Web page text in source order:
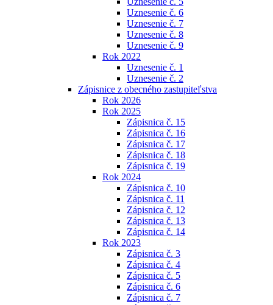
Uznesenie č. 6
Uznesenie č. 7
Uznesenie č. 8
Uznesenie č. 9
Rok 2022
Uznesenie č. 1
Uznesenie č. 2
Zápisnice z obecného zastupiteľstva
Rok 2026
Rok 2025
Zápisnica č. 15
Zápisnica č. 16
Zápisnica č. 17
Zápisnica č. 18
Zápisnica č. 19
Rok 2024
Zápisnica č. 10
Zápisnica č. 11
Zápisnica č. 12
Zápisnica č. 13
Zápisnica č. 14
Rok 2023
Zápisnica č. 3
Zápisnica č. 4
Zápisnica č. 5
Zápisnica č. 6
Zápisnica č. 7